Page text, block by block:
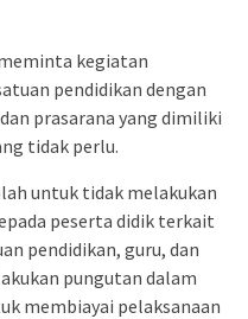
kegiatan
pendidikan dengan
prasarana yang dimiliki
tidak perlu.
untuk tidak melakukan
peserta didik terkait
pendidikan, guru, dan
pungutan dalam
membiayai pelaksanaan